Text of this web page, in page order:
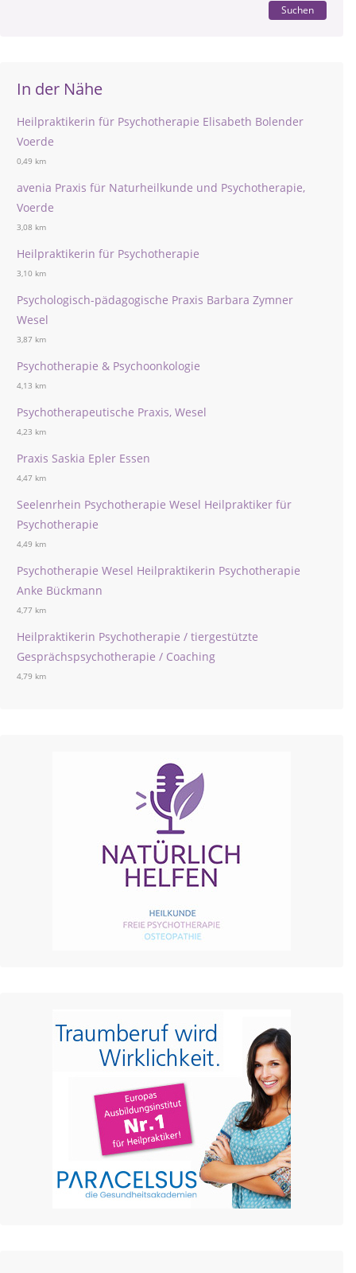
Suchen
In der Nähe
Heilpraktikerin für Psychotherapie Elisabeth Bolender
Voerde
0,49 km
avenia Praxis für Naturheilkunde und Psychotherapie,
Voerde
3,08 km
Heilpraktikerin für Psychotherapie
3,10 km
Psychologisch-pädagogische Praxis Barbara Zymner
Wesel
3,87 km
Psychotherapie & Psychoonkologie
4,13 km
Psychotherapeutische Praxis, Wesel
4,23 km
Praxis Saskia Epler Essen
4,47 km
Seelenrhein Psychotherapie Wesel Heilpraktiker für
Psychotherapie
4,49 km
Psychotherapie Wesel Heilpraktikerin Psychotherapie
Anke Bückmann
4,77 km
Heilpraktikerin Psychotherapie / tiergestützte
Gesprächspsychotherapie / Coaching
4,79 km